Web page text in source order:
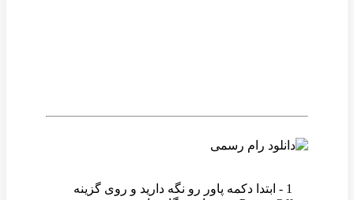
1 - ابتدا دکمه پاور رو نگه دارید و روی گزینه